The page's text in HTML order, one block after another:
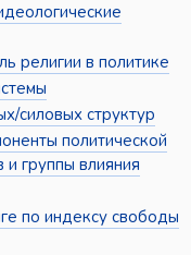
религии в политике
силовых структур
политической
и группы влияния
по индексу свободы